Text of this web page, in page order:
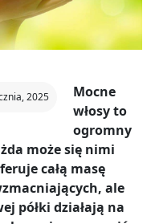
2025
Mocne
włosy to
ogromny
może się nimi
całą masę
ale
półki działają na